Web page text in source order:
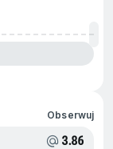
Obserwuj
3.86